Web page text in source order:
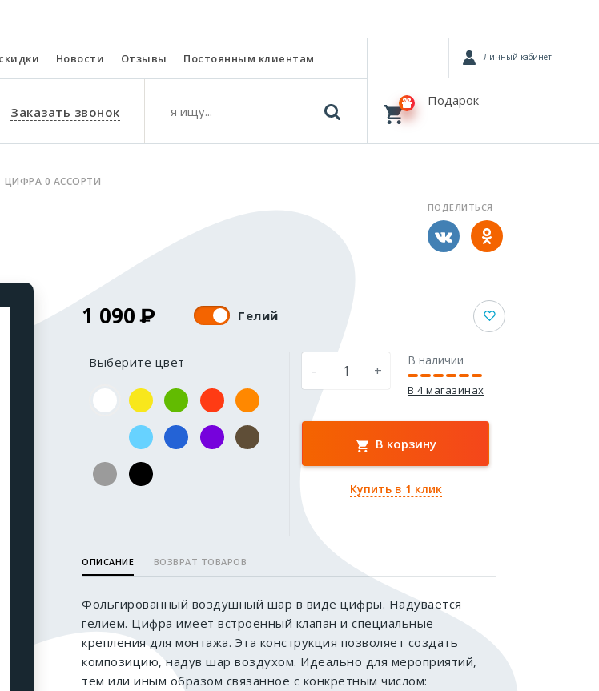
Новости Отзывы Постоянным клиентам
Заказать звонок
Личный кабинет
Подарок
ЦИФРА 0 АССОРТИ
ПОДЕЛИТЬСЯ
1 090 Гелий
- +
В наличии
В 4 магазинах
В корзину
Купить в 1 клик
Выберите цвет
ОПИСАНИЕ ВОЗВРАТ ТОВАРОВ
Фольгированный воздушный шар в виде цифры. Надувается
гелием. Цифра имеет встроенный клапан и специальные
крепления для монтажа. Эта конструкция позволяет создать
композицию, надув шар воздухом. Идеально для мероприятий,
тем или иным образом связанное с конкретным числом: